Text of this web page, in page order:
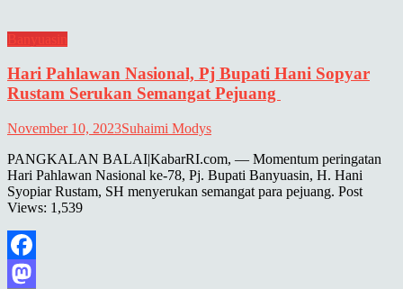
Banyuasin
Hari Pahlawan Nasional, Pj Bupati Hani Sopyar
Rustam Serukan Semangat Pejuang
November 10, 2023Suhaimi Modys
PANGKALAN BALAI|KabarRI.com, — Momentum peringatan
Hari Pahlawan Nasional ke-78, Pj. Bupati Banyuasin, H. Hani
Syopiar Rustam, SH menyerukan semangat para pejuang. Post
Views: 1,539
Facebook